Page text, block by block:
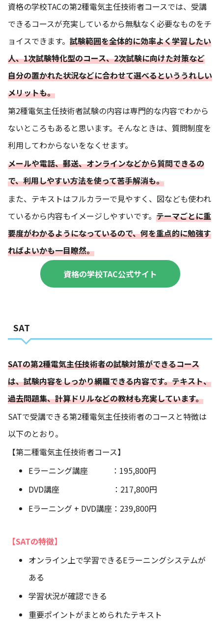
資格の学校TACの第2種電気主任技術者コースでは、受講
できるコースが充実しているから無駄なく必要なものをチ
ョイスできます。 試験範囲を全体的に効率よく学習したい
人、1次試験特化型のコース、2次試験に向けた対策など
自分の置かれた状況などに合わせて選べるといううれしい
メリットも。
第2種電気主任技術者試験の内容は専門的な内容でわから
ないところもあると思います。そんなときは、質問制度を
利用してわからないをなくせます。
メールや電話、郵送、オンラインなどから質問できるの
で、利用しやすい方法を使って苦手解消も。
また、テキストはフルカラーで見やすく、図なども使われ
ているから内容もイメージしやすいです。 テーマごとに重
要度がわかるようになっているので、何を重点的に勉強す
ればよいかも一目瞭然。
資格の学校TAC公式サイト
SAT
SATの第2種電気主任技術者の試験対策ができるコース
は、試験内容をしっかり網羅できる内容です。テキスト、
過去問題集、計算ドリルなどの教材も充実しています。
SATで受講できる第2種電気主任技術者のコースと特徴は
以下のとおり。
【第二種電気主任技術者コース】
Eラーニング講座 ：195,800円
DVD講座 ：217,800円
Eラーニング + DVD講座：239,800円
【SATの特徴】
オンライン上で学習できるEラーニングシステムが
ある
学習状況が確認できる
重要ポイントがまとめられたテキスト